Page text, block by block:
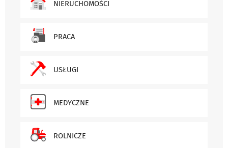
NIERUCHOMOŚCI
PRACA
USŁUGI
MEDYCZNE
ROLNICZE